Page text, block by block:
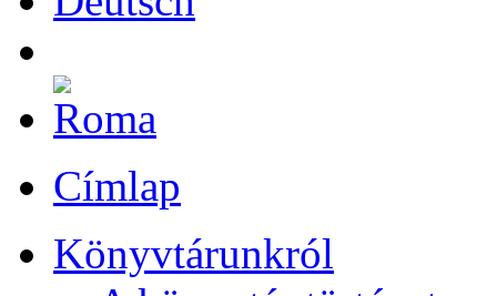
Címlap
Könyvtárunkról